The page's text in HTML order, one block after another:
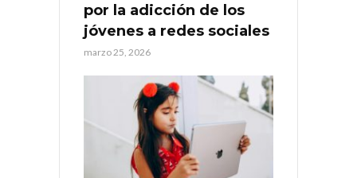
por la adicción de los
jóvenes a redes sociales
marzo 25, 2026